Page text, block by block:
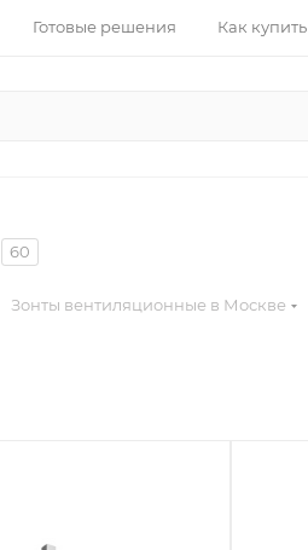
Готовые решения Как купить
60
Зонты вентиляционные в Москве